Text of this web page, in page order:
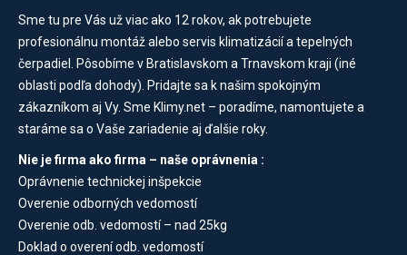
Sme tu pre Vás už viac ako 12 rokov, ak potrebujete
profesionálnu montáž alebo servis klimatizácií a tepelných
čerpadiel. Pôsobíme v Bratislavskom a Trnavskom kraji (iné
oblasti podľa dohody). Pridajte sa k našim spokojným
zákazníkom aj Vy. Sme Klimy.net – poradíme, namontujete a
staráme sa o Vaše zariadenie aj ďalšie roky.
Nie je firma ako firma – naše oprávnenia :
Oprávnenie technickej inšpekcie
Overenie odborných vedomostí
Overenie odb. vedomostí – nad 25kg
Doklad o overení odb. vedomostí